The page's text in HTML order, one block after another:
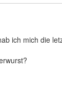
ich mich die